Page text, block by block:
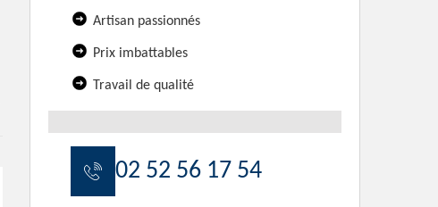
Artisan passionnés
Prix imbattables
Travail de qualité
02 52 56 17 54